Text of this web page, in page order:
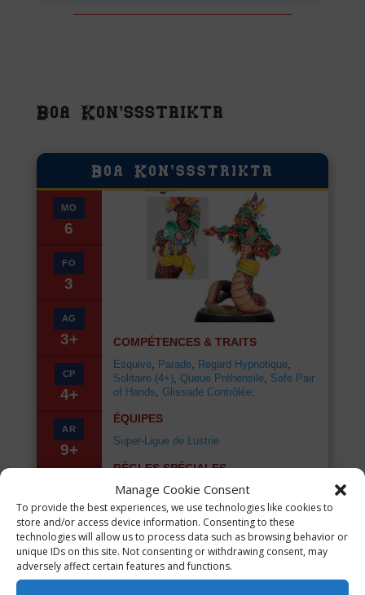
Manage Cookie Consent
To provide the best experiences, we use technologies like cookies to
store and/or access device information. Consenting to these
technologies will allow us to process data such as browsing behavior or
unique IDs on this site. Not consenting or withdrawing consent, may
adversely affect certain features and functions.
Boa Kon’ssstriktr
Boa Kon’ssstriktr
MO
6
FO
3
AG
3+
CP
4+
AR
9+
180.000
COMPÉTENCES & TRAITS
Esquive, Parade, Regard Hypnotique,
Solitaire (4+), Queue Préhensile, Safe Pair
of Hands
Glissade Contrôlée.
ÉQUIPES
Super-Ligue de Lustrie
RÈGLES SPÉCIALES
★Regarde dans mes yeux :
Une fois par partie, si Boa commence son
activation en marquant un joueur adverse
porteur du ballon, il peut lancer 1D6.
Sur un 1, rien ne se passe. Sur un 2+, le
joueur adverse perd la possession du
ballon, Boa prend immédiatement